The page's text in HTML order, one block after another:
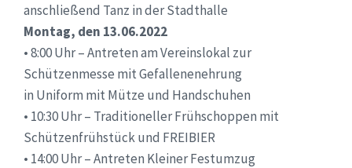
anschließend Tanz in der Stadthalle
Montag, den 13.06.2022
• 8:00 Uhr – Antreten am Vereinslokal zur
Schützenmesse mit Gefallenenehrung
in Uniform mit Mütze und Handschuhen
• 10:30 Uhr – Traditioneller Frühschoppen mit
Schützenfrühstück und FREIBIER
• 14:00 Uhr – Antreten Kleiner Festumzug